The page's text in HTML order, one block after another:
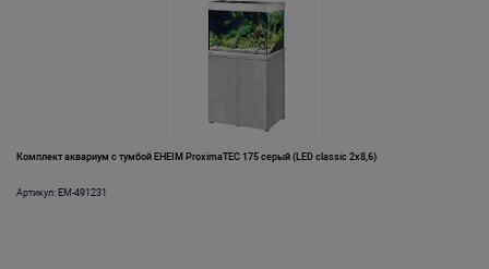
Комплект аквариум с тумбой EHEIM ProximaTEC 175 серый (LED classic 2x8,6)
Артикул: EM-491231